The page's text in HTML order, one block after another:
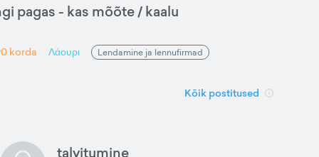
pagas - kas mõõte / kaalu
korda Λάουρι Lendamine ja lennufirmad
Kõik postitused
talvitumine